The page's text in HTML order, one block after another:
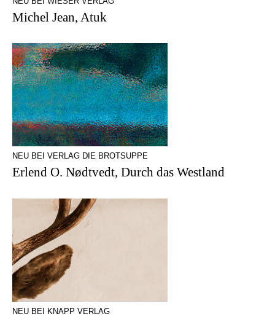
Michel Jean, Atuk
NEU BEI VERLAG DIE BROTSUPPE
Erlend O. Nødtvedt, Durch das Westland
NEU BEI KNAPP VERLAG